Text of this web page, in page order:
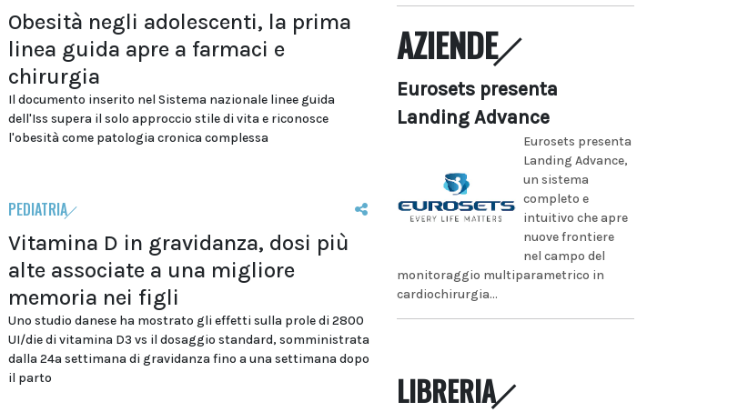
Obesità negli adolescenti, la prima
linea guida apre a farmaci e
chirurgia
Il documento inserito nel Sistema nazionale linee guida
dell'Iss supera il solo approccio stile di vita e riconosce
l'obesità come patologia cronica complessa
PEDIATRIA
Vitamina D in gravidanza, dosi più
alte associate a una migliore
memoria nei figli
Uno studio danese ha mostrato gli effetti sulla prole di 2800
UI/die di vitamina D3 vs il dosaggio standard, somministrata
dalla 24a settimana di gravidanza fino a una settimana dopo
il parto
AZIENDE
Eurosets presenta
Landing Advance
Eurosets presenta
Landing Advance,
un sistema
completo e
intuitivo che apre
nuove frontiere
nel campo del
monitoraggio multiparametrico in
cardiochirurgia...
LIBRERIA